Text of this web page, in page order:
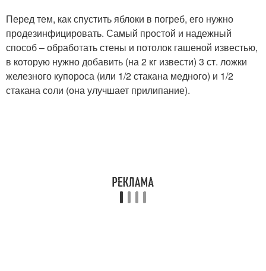
Перед тем, как спустить яблоки в погреб, его нужно
продезинфицировать. Самый простой и надежный
способ – обработать стены и потолок гашеной известью,
в которую нужно добавить (на 2 кг извести) 3 ст. ложки
железного купороса (или 1/2 стакана медного) и 1/2
стакана соли (она улучшает прилипание).